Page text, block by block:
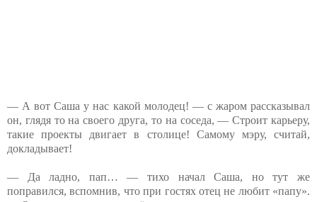
— А вот Саша у нас какой молодец! — с жаром рассказывал
он, глядя то на своего друга, то на соседа, — Строит карьеру,
такие проекты двигает в столице! Самому мэру, считай,
докладывает!
— Да ладно, пап… — тихо начал Саша, но тут же
поправился, вспомнив, что при гостях отец не любит «папу».